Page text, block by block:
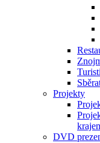
Projekty
DVD